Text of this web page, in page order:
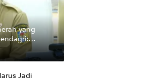
yang
Kemarin
Jadi